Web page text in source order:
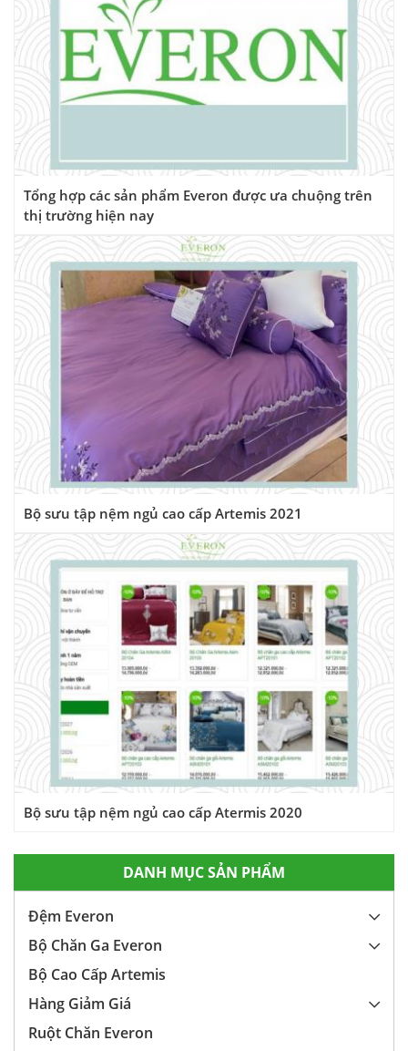
DANH MỤC SẢN PHẨM
Đệm Everon
Bộ Chăn Ga Everon
Bộ Cao Cấp Artemis
Hàng Giảm Giá
Ruột Chăn Everon
Tổng hợp các sản phẩm Everon được ưa chuộng trên
thị trường hiện nay
Bộ sưu tập nệm ngủ cao cấp Artemis 2021
Bộ sưu tập nệm ngủ cao cấp Atermis 2020